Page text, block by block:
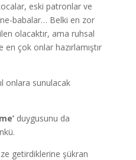
eski patronlar ve
babalar… Belki en zor
olacaktır, ama ruhsal
çok onlar hazırlamıştır
onlara sunulacak
duygusunu da
getirdiklerine şükran